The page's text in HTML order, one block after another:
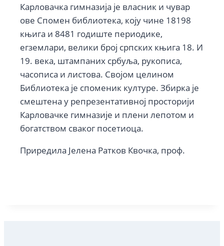
Карловачка гимназија је власник и чувар
ове Спомен библиотека, коју чине 18198
књига и 8481 годиште периодике,
егземлари, велики број српских књига 18. И
19. века, штампаних србуља, рукописа,
часописа и листова. Својом целином
Библиотека је споменик културе. Збирка је
смештена у репрезентативној просторији
Карловачке гимназије и плени лепотом и
богатством сваког посетиоца.
Приредила Јелена Ратков Квочка, проф.